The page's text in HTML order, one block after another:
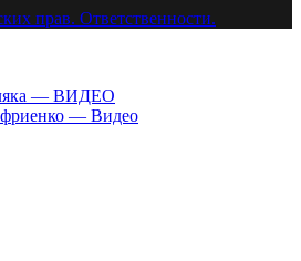
прав. Ответственности.
— ВИДЕО
— Видео